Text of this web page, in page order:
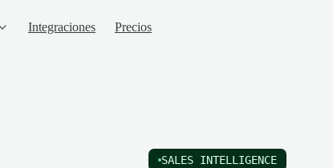
Integraciones Precios
SALES INTELLIGENCE